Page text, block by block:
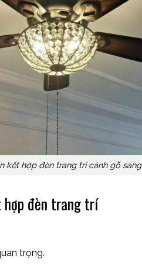
kết hợp đèn trang trí cánh gỗ
hợp đèn trang trí
trọng.